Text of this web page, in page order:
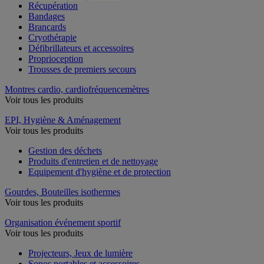
Récupération
Bandages
Brancards
Cryothérapie
Défibrillateurs et accessoires
Proprioception
Trousses de premiers secours
Montres cardio, cardiofréquencemètres
Voir tous les produits
EPI, Hygiène & Aménagement
Voir tous les produits
Gestion des déchets
Produits d'entretien et de nettoyage
Equipement d'hygiène et de protection
Gourdes, Bouteilles isothermes
Voir tous les produits
Organisation événement sportif
Voir tous les produits
Projecteurs, Jeux de lumière